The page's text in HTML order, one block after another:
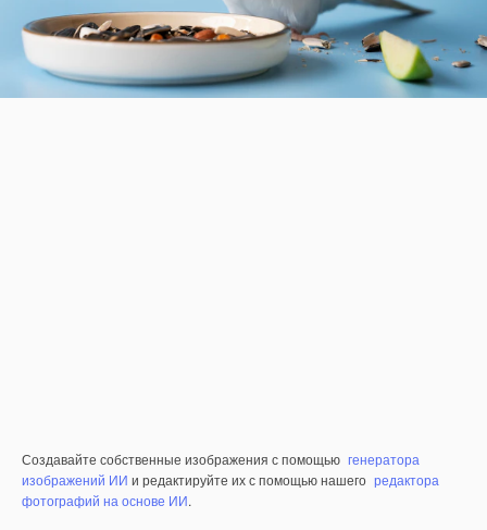
Создавайте собственные изображения с помощью генератора
изображений ИИ и редактируйте их с помощью нашего редактора
фотографий на основе ИИ.